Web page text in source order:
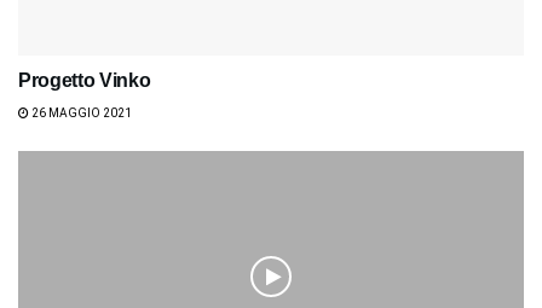
Progetto Vinko
26 MAGGIO 2021